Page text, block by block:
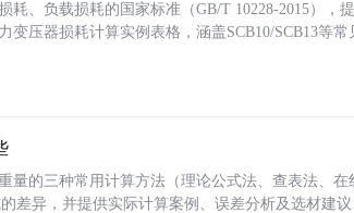
耗、负载损耗的国家标准（GB/T 10228-2015），
变压器损耗计算实例表格，涵盖SCB10/SCB13等
量的三种常用计算方法（理论公式法、查表法、
差异，并提供实际计算案例、误差分析及选材建